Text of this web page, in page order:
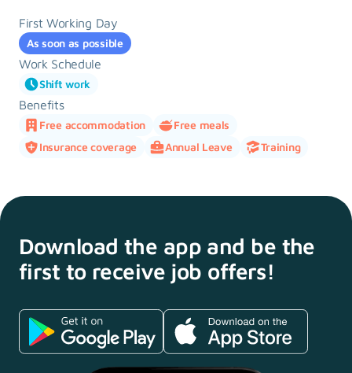
First Working Day
As soon as possible
Work Schedule
Shift work
Benefits
Free accommodation
Free meals
Insurance coverage
Annual Leave Training
Download the app and be the
first to receive job offers!